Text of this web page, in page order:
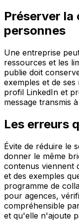
Préserver la
personnes
Une entreprise
ressources et les
publie doit
exemples et de
profil LinkedIn et
message transmis
Les erreurs
Évite de réduire le
donner le même
contenus viennent
et des exemples
programme de
pour agences,
compréhensible
et qu'elle n'ajoute